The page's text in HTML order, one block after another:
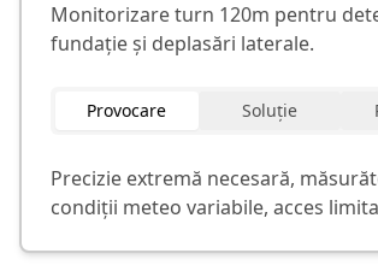
Monitorizare turn 120m pentru
fundație și deplasări laterale.
Provocare Soluție
Precizie extremă necesară,
condiții meteo variabile, acces